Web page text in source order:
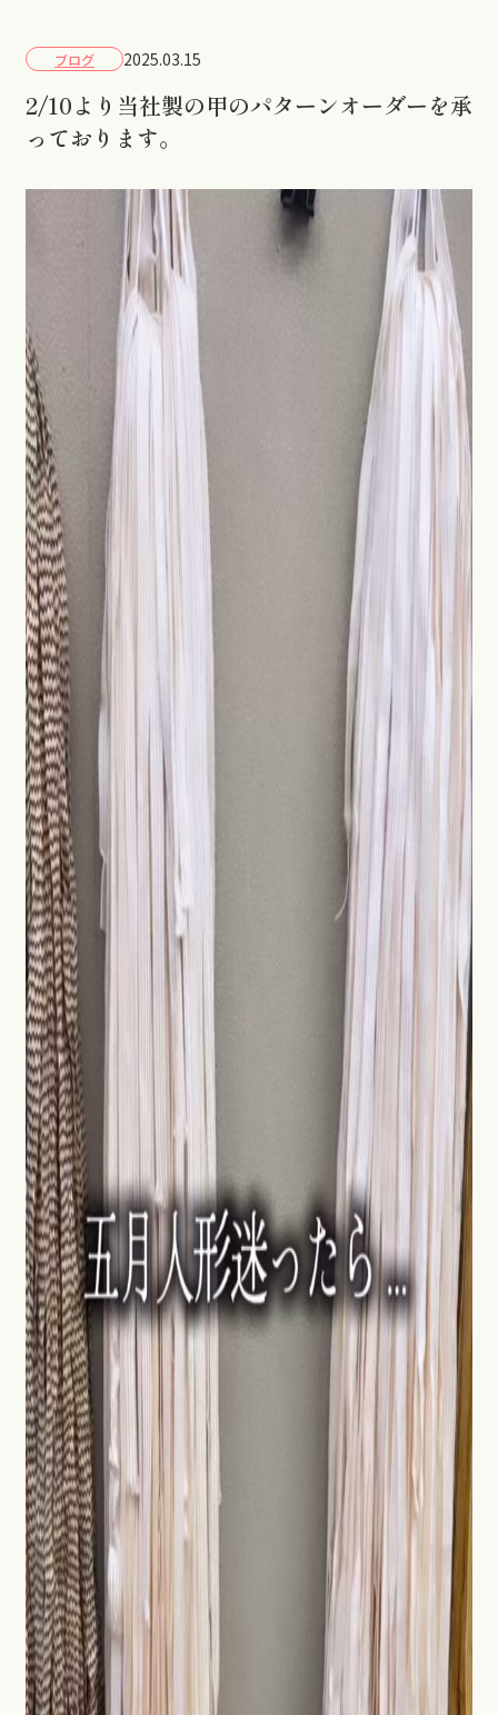
ブログ 2025.03.15
2/10より当社製の甲のパターンオーダーを承
っております。